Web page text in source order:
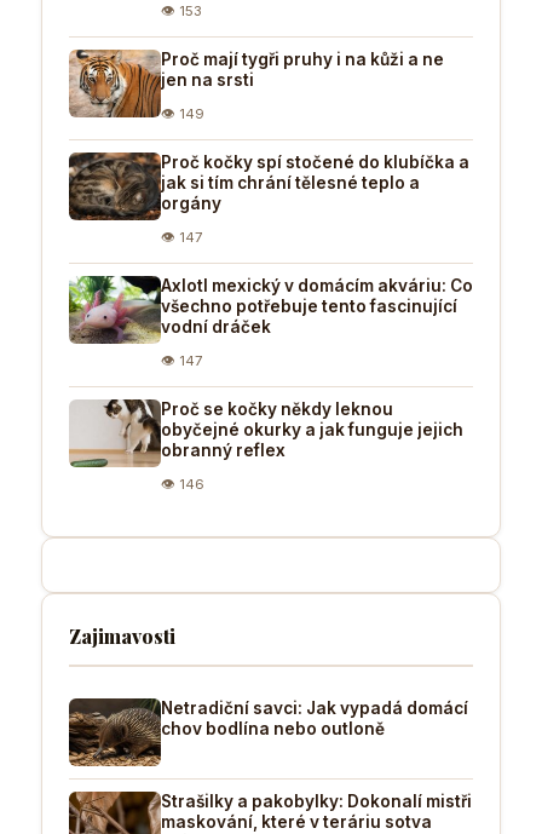
👁 153
Proč mají tygři pruhy i na kůži a ne
jen na srsti
👁 149
Proč kočky spí stočené do klubíčka a
jak si tím chrání tělesné teplo a
orgány
👁 147
Axlotl mexický v domácím akváriu: Co
všechno potřebuje tento fascinující
vodní dráček
👁 147
Proč se kočky někdy leknou
obyčejné okurky a jak funguje jejich
obranný reflex
👁 146
Zajimavosti
Netradiční savci: Jak vypadá domácí
chov bodlína nebo outloně
Strašilky a pakobylky: Dokonalí mistři
maskování, které v teráriu sotva